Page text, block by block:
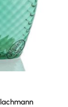
Sternen